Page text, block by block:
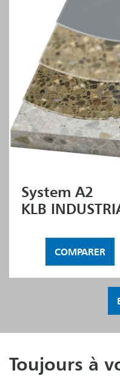
System A2
KLB
COMPARER
Toujours à